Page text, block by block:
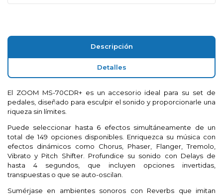
Descripción
Detalles
El ZOOM MS-70CDR+ es un accesorio ideal para su set de
pedales, diseñado para esculpir el sonido y proporcionarle una
riqueza sin límites.
Puede seleccionar hasta 6 efectos simultáneamente de un
total de 149 opciones disponibles. Enriquezca su música con
efectos dinámicos como Chorus, Phaser, Flanger, Tremolo,
Vibrato y Pitch Shifter. Profundice su sonido con Delays de
hasta 4 segundos, que incluyen opciones invertidas,
transpuestas o que se auto-oscilan.
Sumérjase en ambientes sonoros con Reverbs que imitan